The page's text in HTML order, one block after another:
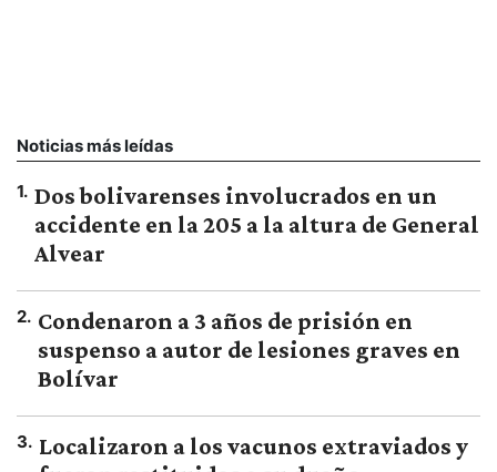
Noticias más leídas
1. Dos bolivarenses involucrados en un
accidente en la 205 a la altura de General
Alvear
2. Condenaron a 3 años de prisión en
suspenso a autor de lesiones graves en
Bolívar
3. Localizaron a los vacunos extraviados y